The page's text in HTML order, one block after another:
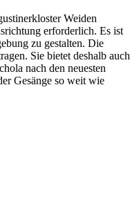
Weiden
erforderlich. Es ist
zu gestalten. Die
Sie bietet deshalb auch
nach den neuesten
Gesänge so weit wie